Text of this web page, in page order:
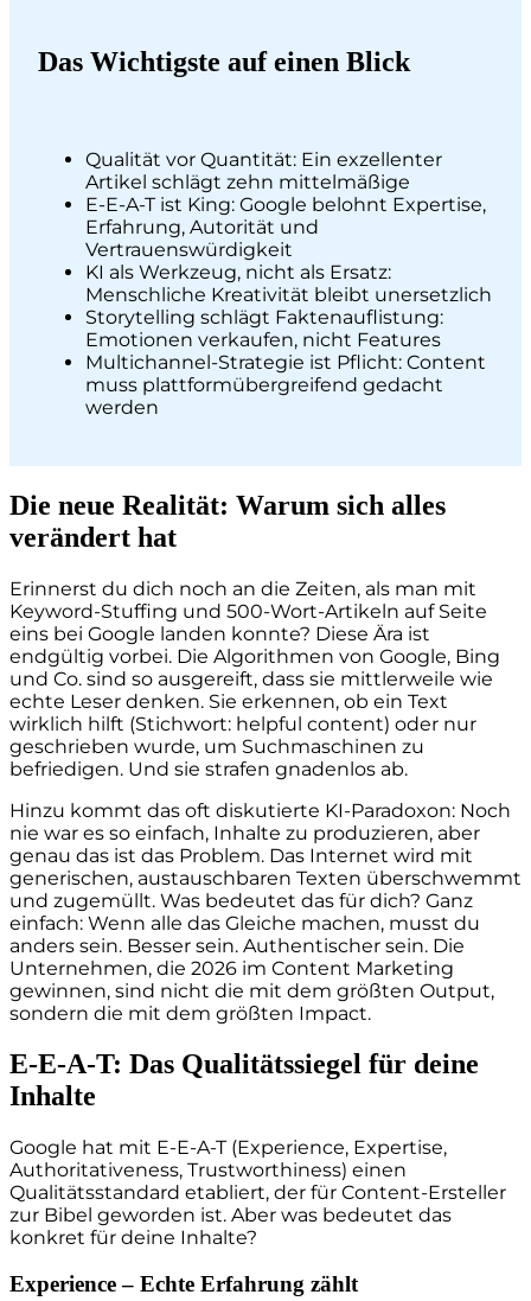
Das Wichtigste auf einen Blick
Qualität vor Quantität: Ein exzellenter
Artikel schlägt zehn mittelmäßige
E-E-A-T ist King: Google belohnt Expertise,
Erfahrung, Autorität und
Vertrauenswürdigkeit
KI als Werkzeug, nicht als Ersatz:
Menschliche Kreativität bleibt unersetzlich
Storytelling schlägt Faktenauflistung:
Emotionen verkaufen, nicht Features
Multichannel-Strategie ist Pflicht: Content
muss plattformübergreifend gedacht
werden
Die neue Realität: Warum sich alles
verändert hat
Erinnerst du dich noch an die Zeiten, als man mit
Keyword-Stuffing und 500-Wort-Artikeln auf Seite
eins bei Google landen konnte? Diese Ära ist
endgültig vorbei. Die Algorithmen von Google, Bing
und Co. sind so ausgereift, dass sie mittlerweile wie
echte Leser denken. Sie erkennen, ob ein Text
wirklich hilft (Stichwort: helpful content) oder nur
geschrieben wurde, um Suchmaschinen zu
befriedigen. Und sie strafen gnadenlos ab.
Hinzu kommt das oft diskutierte KI-Paradoxon: Noch
nie war es so einfach, Inhalte zu produzieren, aber
genau das ist das Problem. Das Internet wird mit
generischen, austauschbaren Texten überschwemmt
und zugemüllt. Was bedeutet das für dich? Ganz
einfach: Wenn alle das Gleiche machen, musst du
anders sein. Besser sein. Authentischer sein. Die
Unternehmen, die 2026 im Content Marketing
gewinnen, sind nicht die mit dem größten Output,
sondern die mit dem größten Impact.
E-E-A-T: Das Qualitätssiegel für deine
Inhalte
Google hat mit E-E-A-T (Experience, Expertise,
Authoritativeness, Trustworthiness) einen
Qualitätsstandard etabliert, der für Content-Ersteller
zur Bibel geworden ist. Aber was bedeutet das
konkret für deine Inhalte?
Experience – Echte Erfahrung zählt